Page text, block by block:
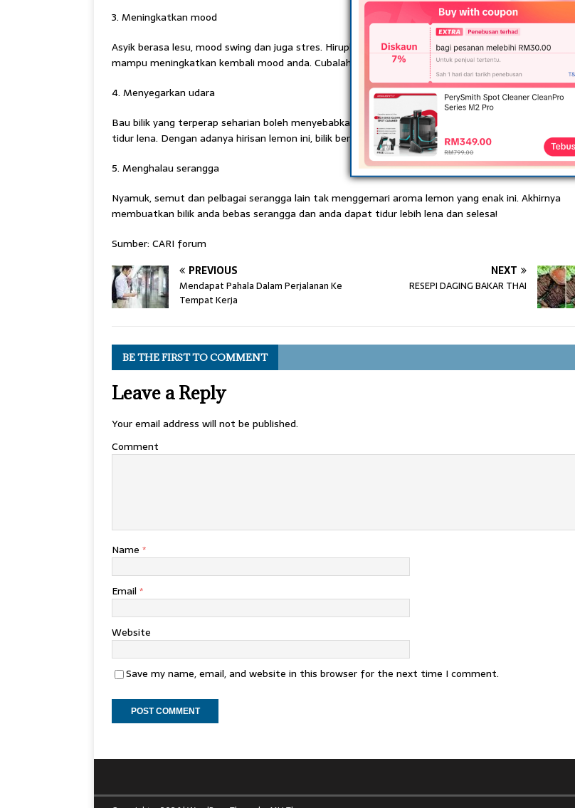
3. Meningkatkan mood
Asyik berasa lesu, mood swing dan juga stres. Hiruplah aroma daripada lemon yang segar. Ternyata ia
mampu meningkatkan kembali mood anda. Cubalah!
4. Menyegarkan udara
Bau bilik yang terperap seharian boleh menyebabkan anda berasa kurang selesa dan sukar menikmati
tidur lena. Dengan adanya hirisan lemon ini, bilik berbau lebih segar dan menghapus bakteria.
5. Menghalau serangga
Nyamuk, semut dan pelbagai serangga lain tak menggemari aroma lemon yang enak ini. Akhirnya
membuatkan bilik anda bebas serangga dan anda dapat tidur lebih lena dan selesa!
Sumber: CARI forum
PREVIOUS
Mendapat Pahala Dalam Perjalanan Ke
Tempat Kerja
NEXT
RESEPI DAGING BAKAR THAI
BE THE FIRST TO COMMENT
Leave a Reply
Your email address will not be published.
Comment
Name *
Email *
Website
Save my name, email, and website in this browser for the next time I comment.